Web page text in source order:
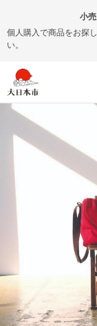
小
個人購入で商品をお探
い。